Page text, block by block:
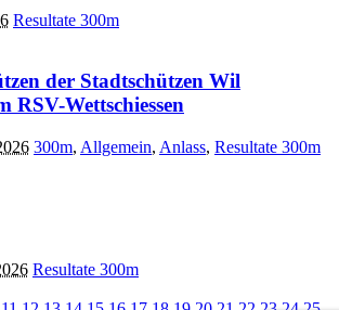
Resultate 300m
der Stadtschützen Wil
RSV-Wettschiessen
300m, Allgemein, Anlass, Resultate 300m
Resultate 300m